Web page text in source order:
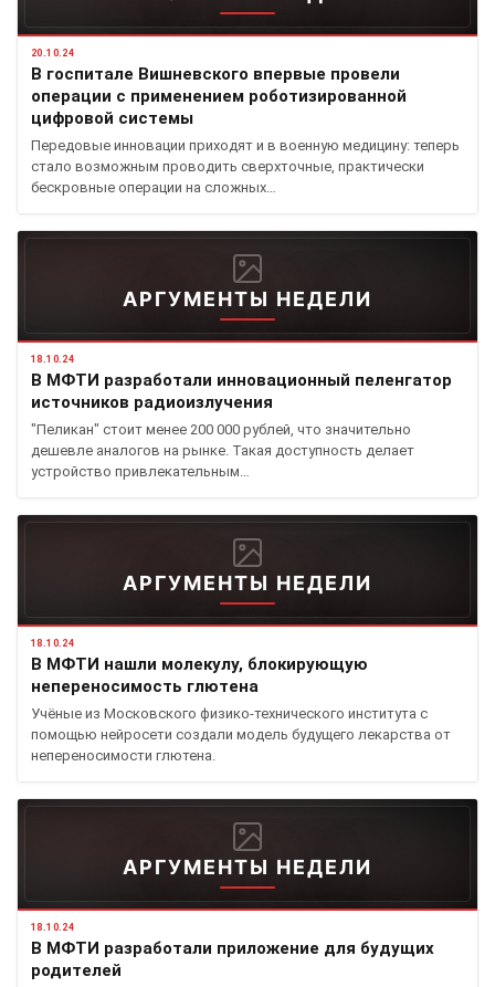
20.10.24
В госпитале Вишневского впервые провели
операции с применением роботизированной
цифровой системы
Передовые инновации приходят и в военную медицину: теперь
стало возможным проводить сверхточные, практически
бескровные операции на сложных…
АРГУМЕНТЫ НЕДЕЛИ
18.10.24
В МФТИ разработали инновационный пеленгатор
источников радиоизлучения
"Пеликан" стоит менее 200 000 рублей, что значительно
дешевле аналогов на рынке. Такая доступность делает
устройство привлекательным…
АРГУМЕНТЫ НЕДЕЛИ
18.10.24
В МФТИ нашли молекулу, блокирующую
непереносимость глютена
Учёные из Московского физико-технического института с
помощью нейросети создали модель будущего лекарства от
непереносимости глютена.
АРГУМЕНТЫ НЕДЕЛИ
18.10.24
В МФТИ разработали приложение для будущих
родителей